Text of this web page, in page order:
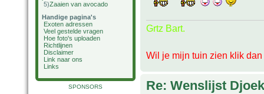
5)Zaaien van avocado
Handige pagina's
Exoten adressen
Veel gestelde vragen
Hoe foto's uploaden
Richtlijnen
Disclaimer
Link naar ons
Links
SPONSORS
Grtz Bart.
Wil je mijn tuin zien klik dan
Re: Wenslijst